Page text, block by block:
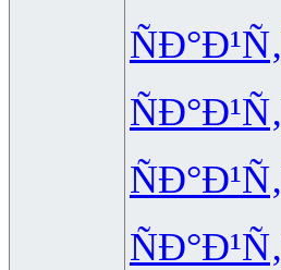
ÑÐ°Ð¹Ñ‚
ÑÐ°Ð¹Ñ‚
ÑÐ°Ð¹Ñ‚
ÑÐ°Ð¹Ñ‚